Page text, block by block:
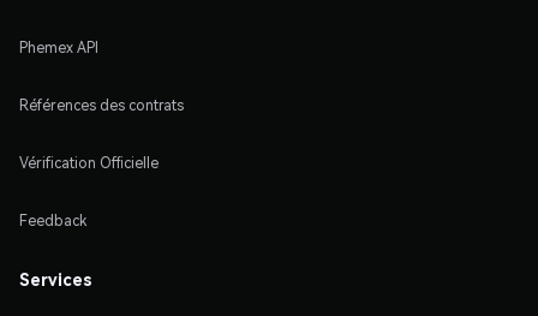
Phemex API
Références des contrats
Vérification Officielle
Feedback
Services